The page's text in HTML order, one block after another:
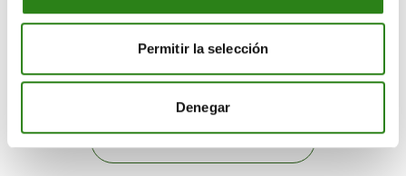
Permitir la selección
Denegar
responsable ejecutivo de la nueva sociedad.
Descargar noticia en PDF